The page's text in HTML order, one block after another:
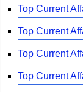
Top Current
Top Current
Top Current
Top Current